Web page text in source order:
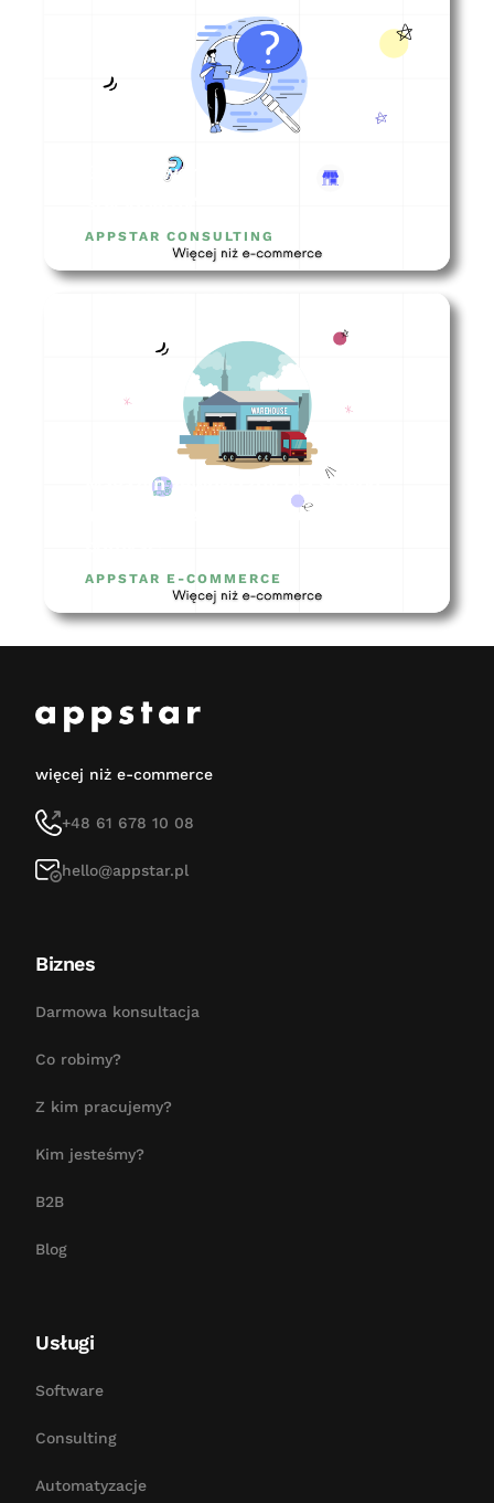
Gdzie otworzyć sklep
APPSTAR CONSULTING
Magazyn zewnętrzny dla sklepu
internetowego – czy to dobry
APPSTAR E-COMMERCE
więcej niż e-commerce
+48 61 678 10 08
hello@appstar.pl
Biznes
Darmowa konsultacja
Co robimy?
Z kim pracujemy?
Kim jesteśmy?
B2B
Blog
Usługi
Software
Consulting
Automatyzacje